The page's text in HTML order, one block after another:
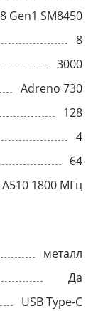
Gen1 SM8450
8
3000
Adreno 730
128
4
64
1800 МГц
металл
Да
USB Type-C